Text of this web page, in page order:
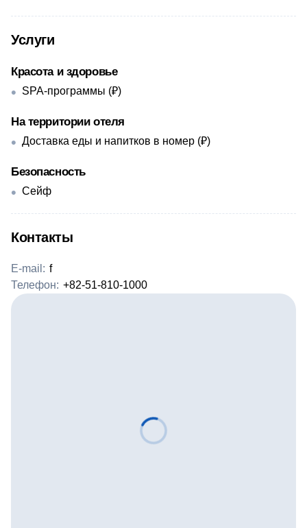
Услуги
Красота и здоровье
SPA-программы (₽)
На территории отеля
Доставка еды и напитков в номер (₽)
Безопасность
Сейф
Контакты
E-mail: f
Телефон: +82-51-810-1000